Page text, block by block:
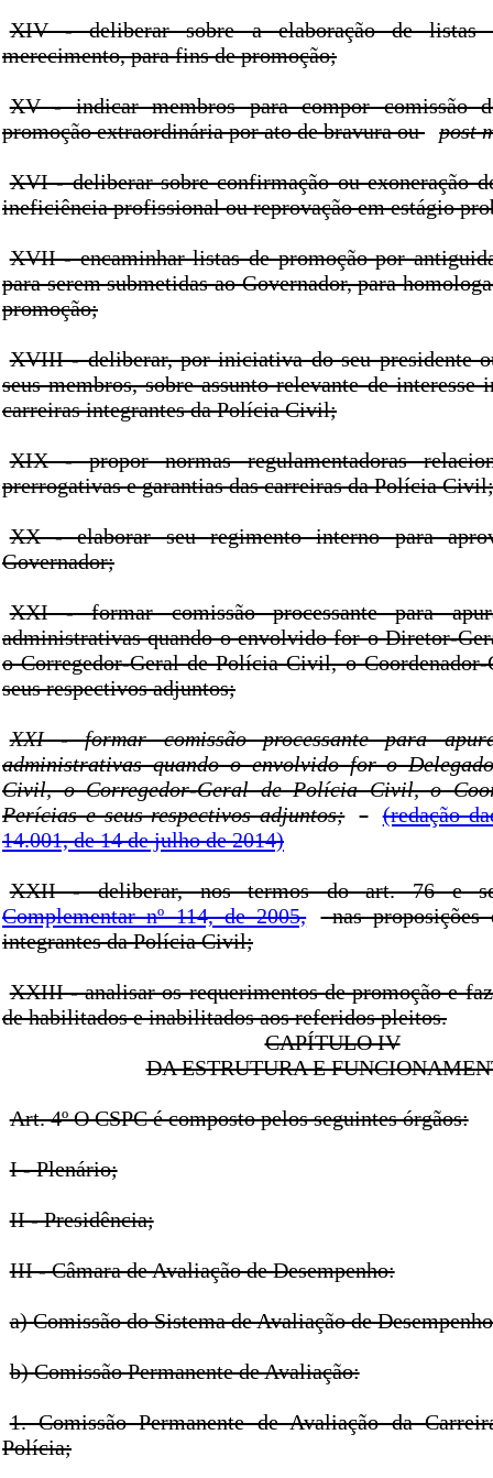
XIV - deliberar sobre a elaboração de listas
merecimento, para fins de promoção;
XV - indicar membros para compor comissão
promoção extraordinária por ato de bravura ou
post
XVI - deliberar sobre confirmação ou exoneração
ineficiência profissional ou reprovação em estágio
XVII - encaminhar listas de promoção por
para serem submetidas ao Governador, para
promoção;
XVIII - deliberar, por iniciativa do seu presidente
seus membros, sobre assunto relevante de interesse
carreiras integrantes da Polícia Civil;
XIX - propor normas regulamentadoras
prerrogativas e garantias das carreiras da Polícia Civil;
XX - elaborar seu regimento interno para
Governador;
XXI - formar comissão processante para
administrativas quando o envolvido for o Diretor-
o Corregedor-Geral de Polícia Civil, o Coordenador-
seus respectivos adjuntos;
XXI - formar comissão processante para
administrativas quando o envolvido for o
Civil, o Corregedor-Geral de Polícia Civil, o
Perícias e seus respectivos adjuntos;
(redação
14.001, de 14 de julho de 2014)
XXII - deliberar, nos termos do art. 76 e
Complementar nº 114, de 2005,
nas proposições
integrantes da Polícia Civil;
XXIII - analisar os requerimentos de promoção e
de habilitados e inabilitados aos referidos pleitos.
CAPÍTULO IV
DA ESTRUTURA E
Art. 4º O CSPC é composto pelos seguintes órgãos:
I - Plenário;
II - Presidência;
III - Câmara de Avaliação de Desempenho:
a) Comissão do Sistema de Avaliação de
b) Comissão Permanente de Avaliação:
1. Comissão Permanente de Avaliação da
Polícia;